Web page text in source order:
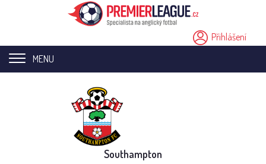
Přihlášení
MENU
Southampton